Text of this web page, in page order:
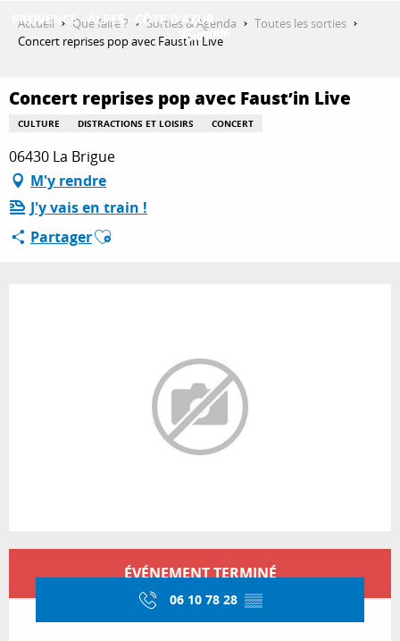
QUE FAIRE ?
SÉJOURNER
Accueil Que faire ? Sorties & Agenda
Toutes les sorties
Concert reprises pop avec Faust’in Live
Concert reprises pop avec Faust’in Live
CULTURE DISTRACTIONS ET LOISIRS CONCERT
06430 La Brigue
M'y rendre
J'y vais en train !
PartagerAjouter aux favoris
Ouverture et coordonnées
ÉVÉNEMENT TERMINÉ
06 10 78 28 ▒▒